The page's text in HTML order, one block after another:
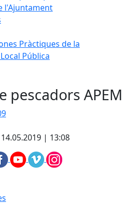
l'Ajuntament
Pràctiques de la
Pública
pescadors APEM
| 13:08